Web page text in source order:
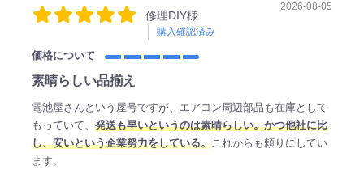
修理DIY様
購入確認済み
2026-08-05
価格について
素晴らしい品揃え
電池屋さんという屋号ですが、エアコン周辺部品も在庫として
もっていて、 発送も早いというのは素晴らしい。かつ他社に比
し、安いという企業努力をしている。これからも頼りにしてい
ます。